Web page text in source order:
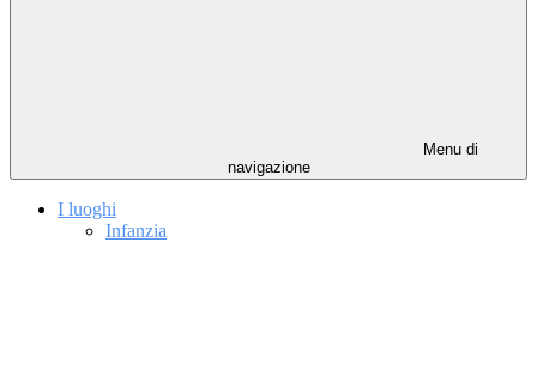
Menu di
navigazione
I luoghi
Infanzia